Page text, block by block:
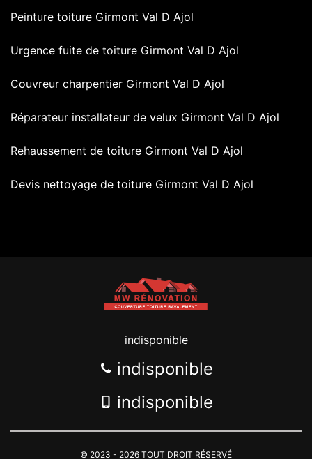
Peinture toiture Girmont Val D Ajol
Urgence fuite de toiture Girmont Val D Ajol
Couvreur charpentier Girmont Val D Ajol
Réparateur installateur de velux Girmont Val D Ajol
Rehaussement de toiture Girmont Val D Ajol
Devis nettoyage de toiture Girmont Val D Ajol
indisponible
indisponible
indisponible
© 2023 - 2026 TOUT DROIT RÉSERVÉ